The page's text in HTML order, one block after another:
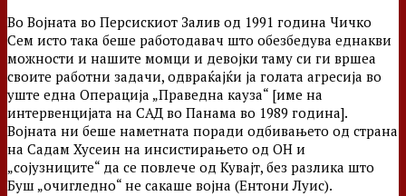
Во Војната во Персискиот Залив од 1991 година Чичко
Сем исто така беше работодавач што обезбедува еднакви
можности и нашите момци и девојки таму си ги вршеа
своите работни задачи, одвраќајќи ја голата агресија во
уште една Операција „Праведна кауза“ [име на
интервенцијата на САД во Панама во 1989 година].
Војната ни беше наметната поради одбивањето од страна
на Садам Хусеин на инсистирањето од ОН и
„сојузниците“ да се повлече од Кувајт, без разлика што
Буш „очигледно“ не сакаше војна (Ентони Луис).